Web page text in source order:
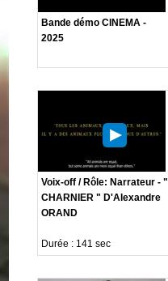
Bande démo CINEMA -
2025
Voix-off / Rôle: Narrateur - "
CHARNIER " D'Alexandre
ORAND
Durée : 141 sec